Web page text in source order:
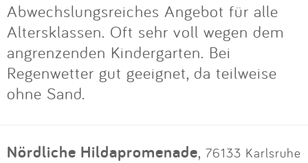
Abwechslungsreiches Angebot für alle
Altersklassen. Oft sehr voll wegen dem
angrenzenden Kindergarten. Bei
Regenwetter gut geeignet, da teilweise
ohne Sand.
Nördliche Hildapromenade, 76133 Karlsruhe